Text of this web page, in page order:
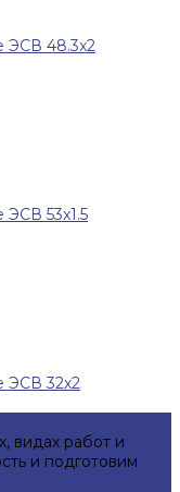
ЭСВ 48.3x2
53x1.5
ЭСВ 32x2
видах работ и
и подготовим